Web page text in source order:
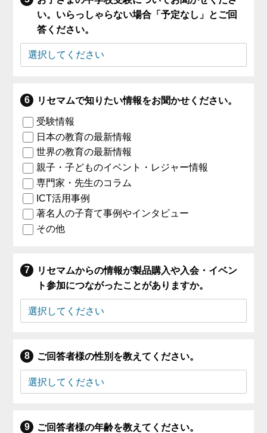
い。いらっしゃらない場合「予定なし」とご回
答ください。
リセマムで知りたい情報をお聞かせください。
受験情報
日本の教育の最新情報
世界の教育の最新情報
親子・子どものイベント・レジャー情報
専門家・先生のコラム
ICT活用事例
著名人の子育て事例やインタビュー
その他
リセマムからの情報が製品購入や入会・イベン
ト参加につながったことがありますか。
ご回答者様の性別を教えてください。
ご回答者様の年齢を教えてください。